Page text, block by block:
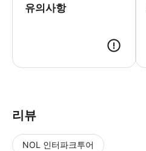
유의사항
리뷰
NOL 인터파크투어